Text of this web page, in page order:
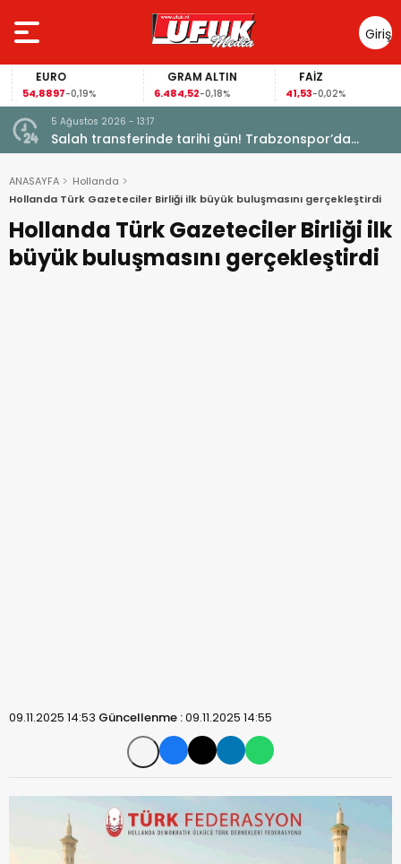
Giriş
Yap
EURO
54,8897-0,19%
GRAM ALTIN
6.484,52-0,18%
FAİZ
41,53-0,02%
5 Ağustos 2026 - 13:17
Salah transferinde tarihi gün! Trabzonspor’da
büyük heyecan
ANASAYFA
Hollanda
Hollanda Türk Gazeteciler Birliği ilk büyük buluşmasını gerçekleştirdi
Hollanda Türk Gazeteciler Birliği ilk
büyük buluşmasını gerçekleştirdi
09.11.2025 14:53 Güncellenme :09.11.2025 14:55